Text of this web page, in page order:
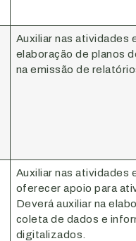
Auxiliar nas atividades
elaboração de planos
na emissão de
Auxiliar nas atividades
oferecer apoio para
Deverá auxiliar na
coleta de dados e
digitalizados.